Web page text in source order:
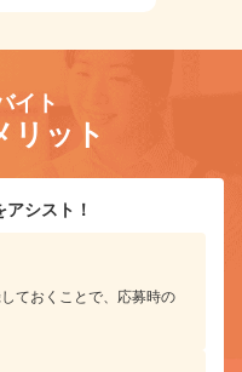
イト
リット
シスト！
ておくことで、応募時の